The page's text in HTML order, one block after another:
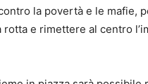
la povertà e le mafie,
e rimettere al centro